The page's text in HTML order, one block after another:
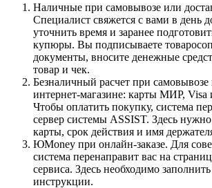
Наличные при самовывозе или
Специалист свяжется с вами в день
уточнить время и заранее
купюры. Вы подписываете
документы, вносите денежные
товар и чек.
Безналичный расчет при
интернет-магазине: карты МИР, Visa
Чтобы оплатить покупку, система
сервер системы ASSIST. Здесь
карты, срок действия и имя
ЮMoney при онлайн-заказе. Для
система перенаправит вас на
сервиса. Здесь необходимо
инструкции.